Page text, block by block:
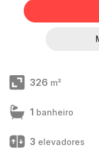
326 m²
1 banheiro
3 elevadores